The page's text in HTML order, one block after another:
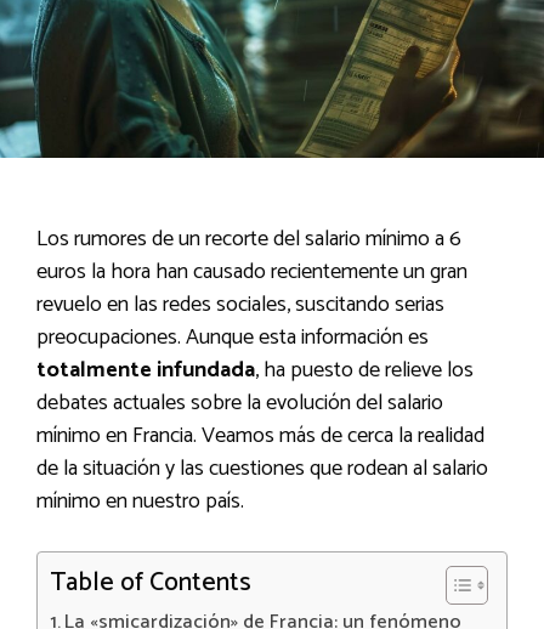
Los rumores de un recorte del salario mínimo a 6
euros la hora han causado recientemente un gran
revuelo en las redes sociales, suscitando serias
preocupaciones. Aunque esta información es
totalmente infundada, ha puesto de relieve los
debates actuales sobre la evolución del salario
mínimo en Francia. Veamos más de cerca la realidad
de la situación y las cuestiones que rodean al salario
mínimo en nuestro país.
Table of Contents
La «smicardización» de Francia: un fenómeno